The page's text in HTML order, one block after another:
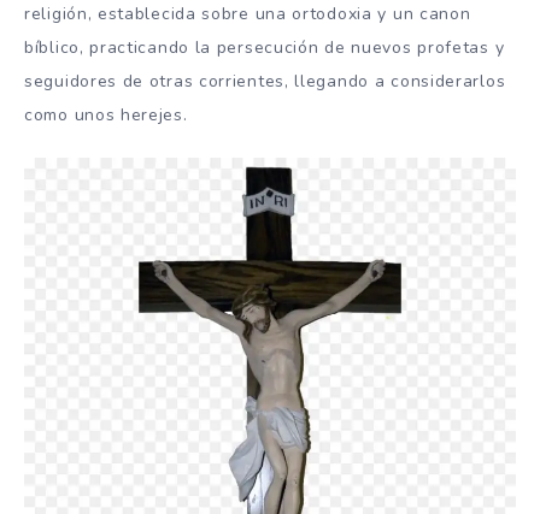
religión, establecida sobre una ortodoxia y un canon
bíblico, practicando la persecución de nuevos profetas y
seguidores de otras corrientes, llegando a considerarlos
como unos herejes.